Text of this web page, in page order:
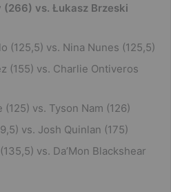
(266) vs. Łukasz Brzeski
(125,5) vs. Nina Nunes (125,5)
(155) vs. Charlie Ontiveros
vs. Tyson Nam (126)
vs. Josh Quinlan (175)
vs. Da’Mon Blackshear